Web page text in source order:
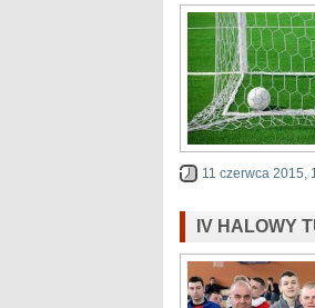
11 czerwca 2015,
IV HALOWY